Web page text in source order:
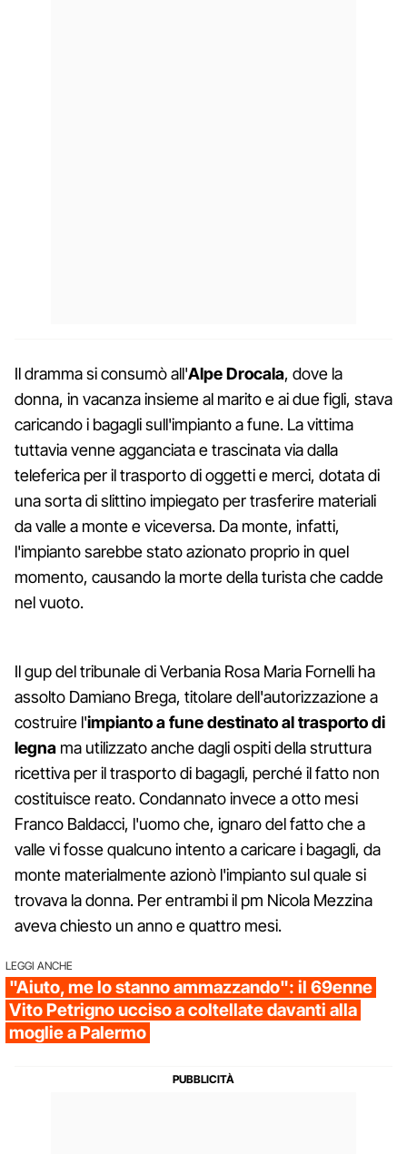
Il dramma si consumò all'Alpe Drocala, dove la
donna, in vacanza insieme al marito e ai due figli, stava
caricando i bagagli sull'impianto a fune. La vittima
tuttavia venne agganciata e trascinata via dalla
teleferica per il trasporto di oggetti e merci, dotata di
una sorta di slittino impiegato per trasferire materiali
da valle a monte e viceversa. Da monte, infatti,
l'impianto sarebbe stato azionato proprio in quel
momento, causando la morte della turista che cadde
nel vuoto.
Il gup del tribunale di Verbania Rosa Maria Fornelli ha
assolto Damiano Brega, titolare dell'autorizzazione a
costruire l'impianto a fune destinato al trasporto di
legna ma utilizzato anche dagli ospiti della struttura
ricettiva per il trasporto di bagagli, perché il fatto non
costituisce reato. Condannato invece a otto mesi
Franco Baldacci, l'uomo che, ignaro del fatto che a
valle vi fosse qualcuno intento a caricare i bagagli, da
monte materialmente azionò l'impianto sul quale si
trovava la donna. Per entrambi il pm Nicola Mezzina
aveva chiesto un anno e quattro mesi.
LEGGI ANCHE
"Aiuto, me lo stanno ammazzando": il 69enne
Vito Petrigno ucciso a coltellate davanti alla
moglie a Palermo